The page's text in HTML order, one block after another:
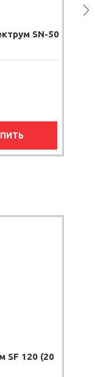
SN-50
SF 120 (20